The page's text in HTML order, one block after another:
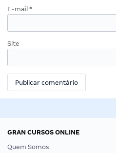
E-mail *
Site
GRAN CURSOS ONLINE
Quem Somos